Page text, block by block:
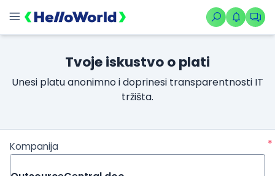
Tvoje iskustvo o plati
Unesi platu anonimno i doprinesi transparentnosti IT
tržišta.
Kompanija *